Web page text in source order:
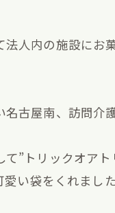
人内の施設にお
古屋南、訪問
”トリックオアト
愛い袋をくれまし